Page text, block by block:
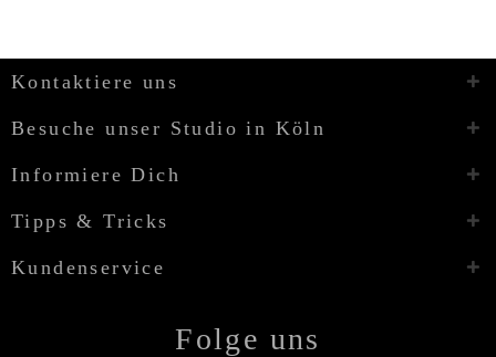
Kontaktiere uns
Besuche unser Studio in Köln
Informiere Dich
Tipps & Tricks
Kundenservice
Folge uns